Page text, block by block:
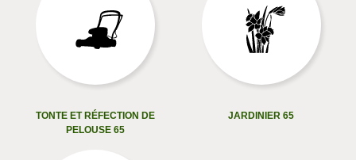
TONTE ET RÉFECTION DE
PELOUSE 65
JARDINIER 65